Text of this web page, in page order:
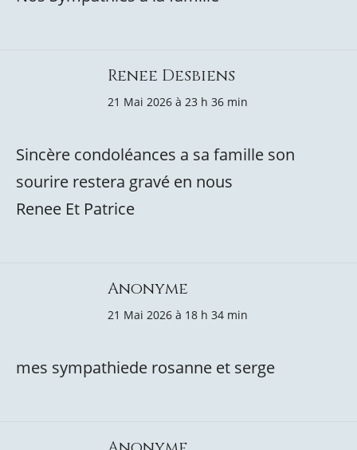
Renee Desbiens
21 Mai 2026 à 23 h 36 min
Sincère condoléances a sa famille son
sourire restera gravé en nous
Renee Et Patrice
Anonyme
21 Mai 2026 à 18 h 34 min
mes sympathiede rosanne et serge